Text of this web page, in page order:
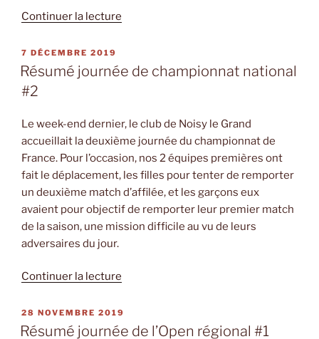
Continuer la lecture
de
#2 »
PUBLIÉ
LE
7 DÉCEMBRE 2019
Résumé journée de championnat national
#2
Le week-end dernier, le club de Noisy le Grand
accueillait la deuxième journée du championnat de
France. Pour l’occasion, nos 2 équipes premières ont
fait le déplacement, les filles pour tenter de remporter
un deuxième match d’affilée, et les garçons eux
avaient pour objectif de remporter leur premier match
de la saison, une mission difficile au vu de leurs
adversaires du jour.
Continuer la lecture
journée
de
PUBLIÉ
LE
28 NOVEMBRE 2019
Résumé journée de l’Open régional #1